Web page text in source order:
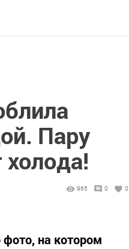
Пару
холода!
965 0 0
на котором